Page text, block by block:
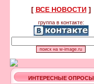
[ ВСЕ НОВОСТИ]
группа в контакте:
ИНТЕРЕСНЫЕ ОПРОСЫ